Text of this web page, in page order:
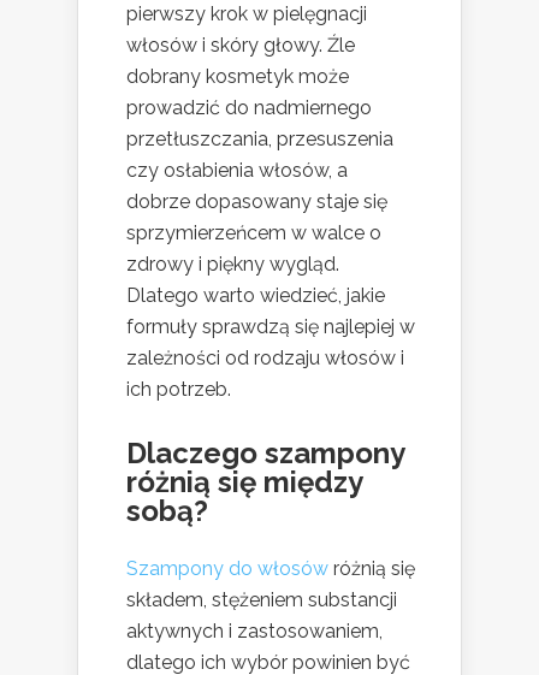
pierwszy krok w pielęgnacji
włosów i skóry głowy. Źle
dobrany kosmetyk może
prowadzić do nadmiernego
przetłuszczania, przesuszenia
czy osłabienia włosów, a
dobrze dopasowany staje się
sprzymierzeńcem w walce o
zdrowy i piękny wygląd.
Dlatego warto wiedzieć, jakie
formuły sprawdzą się najlepiej w
zależności od rodzaju włosów i
ich potrzeb.
Dlaczego szampony
różnią się między
sobą?
Szampony do włosów różnią się
składem, stężeniem substancji
aktywnych i zastosowaniem,
dlatego ich wybór powinien być